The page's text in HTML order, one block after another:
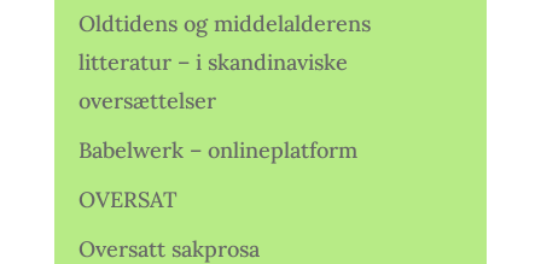
Oldtidens og middelalderens
litteratur – i skandinaviske
oversættelser
Babelwerk – onlineplatform
OVERSAT
Oversatt sakprosa